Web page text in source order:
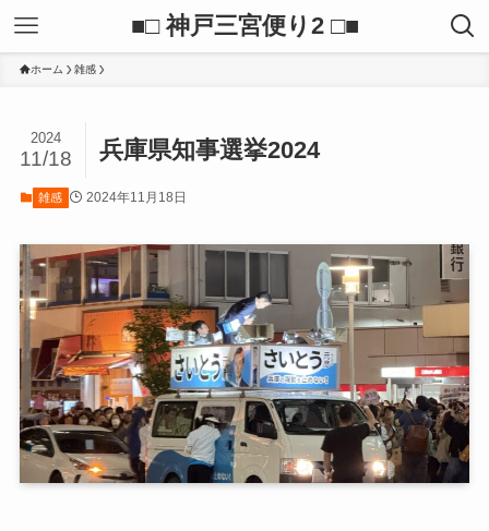
■□ 神戸三宮便り2 □■
ホーム 雑感
兵庫県知事選挙2024
2024
11/18
雑感 2024年11月18日